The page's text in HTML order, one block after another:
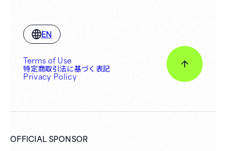
EN
Terms of Use
特定商取引法に基づく表記
Privacy Policy
OFFICIAL SPONSOR